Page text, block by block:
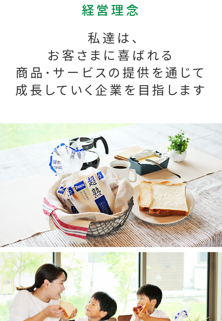
経営理念
私達は、
お客さまに喜ばれる
商品･サービスの提供を通じて
成長していく企業を目指します